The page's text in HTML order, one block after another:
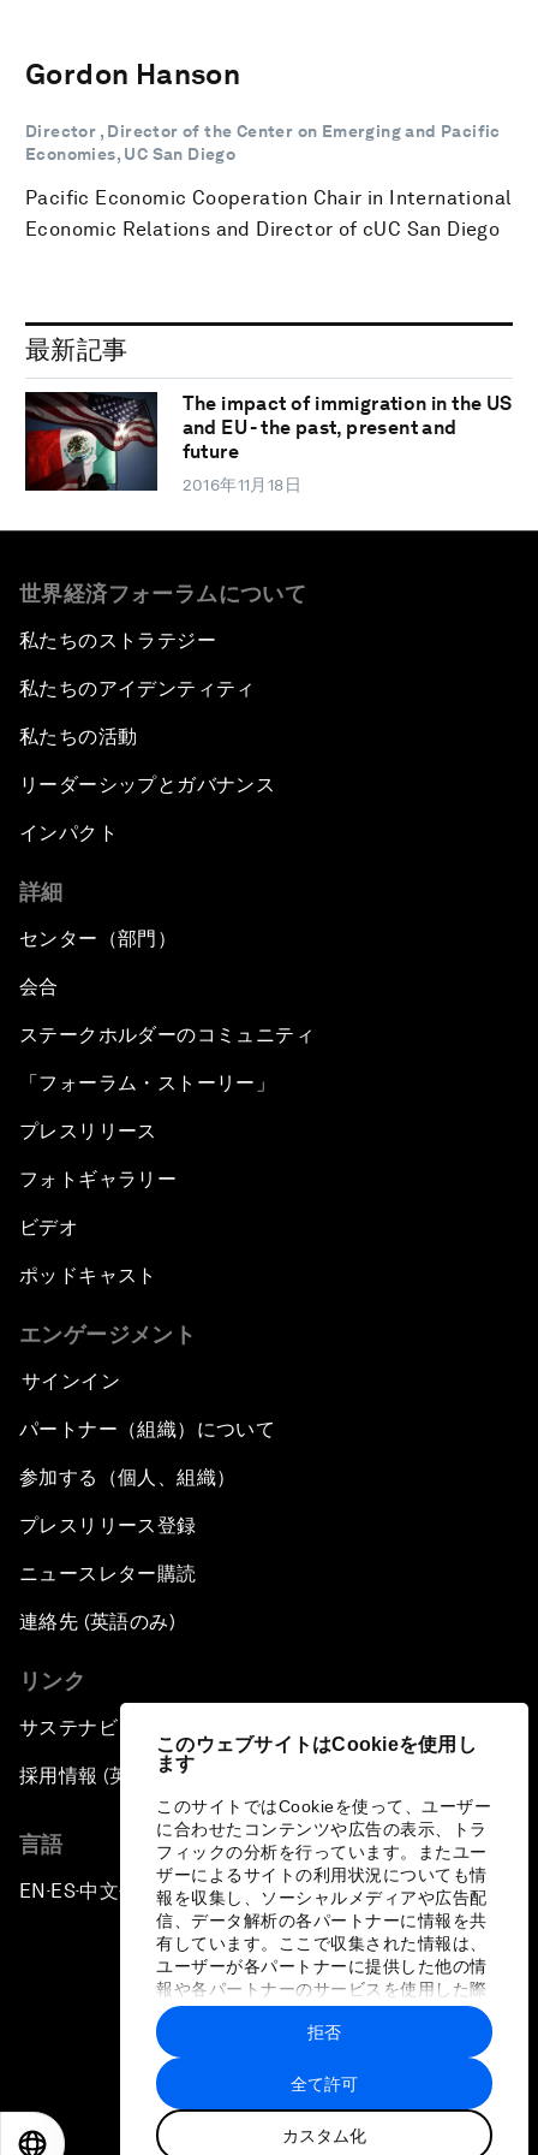
このウェブサイトはCookieを使用し
ます
このサイトではCookieを使って、ユーザー
に合わせたコンテンツや広告の表示、トラ
フィックの分析を行っています。またユー
ザーによるサイトの利用状況についても情
報を収集し、ソーシャルメディアや広告配
信、データ解析の各パートナーに情報を共
有しています。ここで収集された情報は、
ユーザーが各パートナーに提供した他の情
報や各パートナーのサービスを使用した際
に収集された情報と組み合わされ、各パー
トナーによって使用されることがありま
す。
全て許可
カスタム化
拒否
Gordon Hanson
Director , Director of the Center on Emerging and Pacific
Economies, UC San Diego
Pacific Economic Cooperation Chair in International
Economic Relations and Director of cUC San Diego
最新記事
The impact of immigration in the US
and EU - the past, present and
future
2016年11月18日
世界経済フォーラムについて
私たちのストラテジー
私たちのアイデンティティ
私たちの活動
リーダーシップとガバナンス
インパクト
詳細
センター（部門）
会合
ステークホルダーのコミュニティ
「フォーラム・ストーリー」
プレスリリース
フォトギャラリー
ビデオ
ポッドキャスト
エンゲージメント
サインイン
パートナー（組織）について
参加する（個人、組織）
プレスリリース登録
ニュースレター購読
連絡先 (英語のみ)
リンク
サステナビリティへの取り組み
採用情報 (英語のみ)
言語
EN ▪ ES▪中文▪ 日本語
プライバシーポリシーと利用規約
サイトマップ
©
世界経済フォーラム